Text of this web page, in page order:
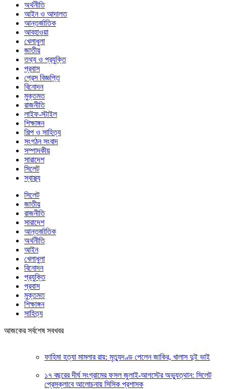
অর্থনীতি
আইন ও আদালত
আন্তর্জাতিক
আবহাওয়া
খেলাধুলা
জাতীয়
তথ্য ও প্রযুক্তি
প্রবাস
প্রেস বিজ্ঞপ্তি
বিনোদন
মুক্তমত
রাজনীতি
লাইফ-স্টাইল
শিক্ষাঙ্গন
শিল্প ও সাহিত্য
সংগঠন সংবাদ
সম্পাদকীয়
সারাদেশ
সিলেট
স্বাস্থ্য
সিলেট
জাতীয়
রাজনীতি
সারাদেশ
আন্তর্জাতিক
অর্থনীতি
আইন
খেলাধুলা
বিনোদন
প্রযুক্তি
প্রবাস
মুক্তমত
শিক্ষাঙ্গন
সাহিত্য
আজকের সর্বশেষ সবখবর
ফাহিমা হত্যা মামলার রায়: মৃত্যুদণ্ড পেলেন জাকির, খালাস দুই ভাই
১৭ বছরের দীর্ঘ সংগ্রামের ফসল জুলাই-আগস্টের অভ্যুত্থান: সিলেট
প্রেসক্লাবে আলোচনায় সিসিক প্রশাসক